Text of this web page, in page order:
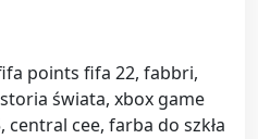
points fifa 22, fabbri,
świata, xbox game
central cee, farba do szkła